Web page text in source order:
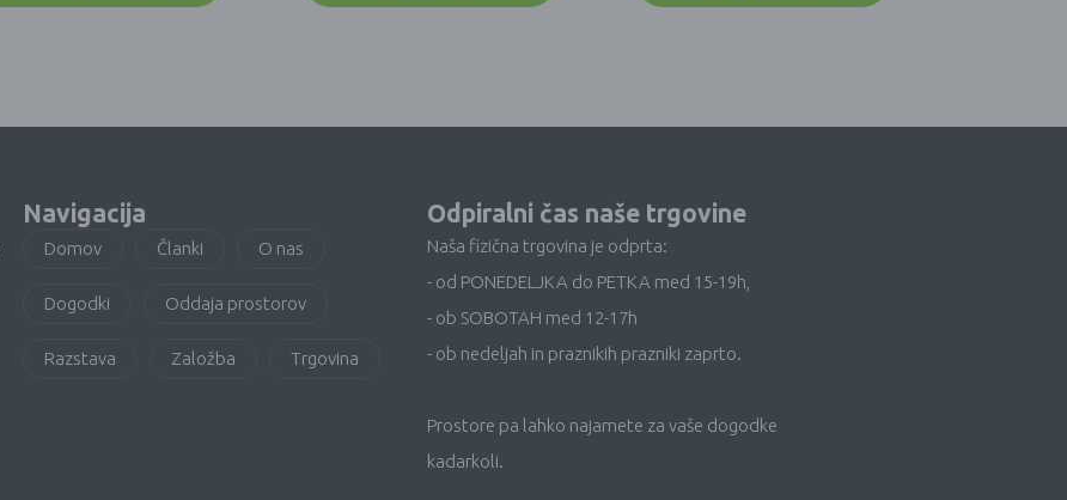
Navigacija
Domov Članki O nas
Dogodki Oddaja prostorov
Razstava Založba Trgovina
Odpiralni čas naše trgovine
Naša fizična trgovina je odprta:
- od PONEDELJKA do PETKA med 15-19h,
- ob SOBOTAH med 12-17h
- ob nedeljah in praznikih prazniki zaprto.
Prostore pa lahko najamete za vaše dogodke
kadarkoli.